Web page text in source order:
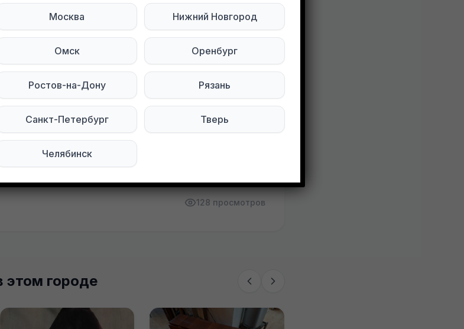
150 см.
один раз на хвосте, второй на пузике. Швы не
социальных сетях:
128 просмотров
этом городе
Москва Нижний Новгород
Омск Оренбург
Ростов-на-Дону Рязань
Санкт-Петербург Тверь
Челябинск